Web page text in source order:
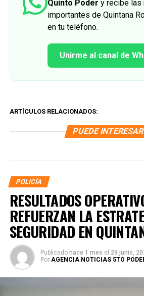
Quinto Poder y recibe las
importantes de Quintana
en tu teléfono.
Unirme al canal de
ARTÍCULOS RELACIONADOS:
PUEDE
POLICÍA
RESULTADOS
REFUERZAN LA
SEGURIDAD EN
Publicado hace 1 mes el 29 junio,
Por AGENCIA NOTICIAS 5TO